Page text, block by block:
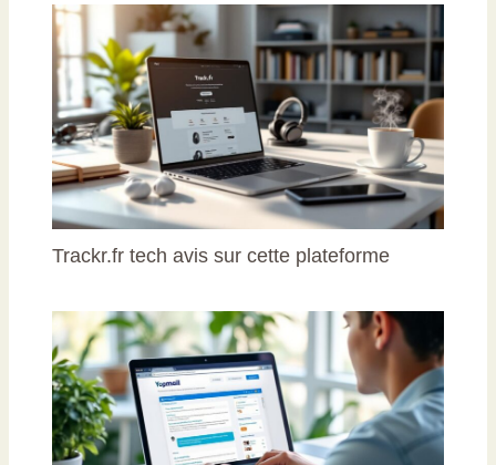
Trackr.fr tech avis sur cette plateforme